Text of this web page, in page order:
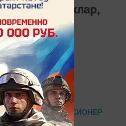
яңалыклар,
«Шәһри
ЗАКОН БАЛА ПЕНСИОНЕР